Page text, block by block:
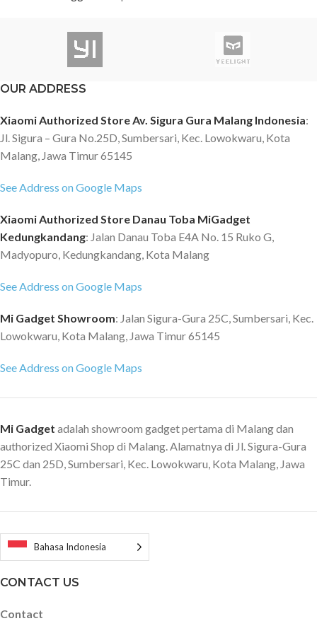
OUR ADDRESS
Xiaomi Authorized Store Av. Sigura Gura Malang Indonesia:
Jl. Sigura – Gura No.25D, Sumbersari, Kec. Lowokwaru, Kota
Malang, Jawa Timur 65145
See Address on Google Maps
Xiaomi Authorized Store Danau Toba MiGadget
Kedungkandang: Jalan Danau Toba E4A No. 15 Ruko G,
Madyopuro, Kedungkandang, Kota Malang
See Address on Google Maps
Mi Gadget Showroom: Jalan Sigura-Gura 25C, Sumbersari, Kec.
Lowokwaru, Kota Malang, Jawa Timur 65145
See Address on Google Maps
Mi Gadget adalah showroom gadget pertama di Malang dan
authorized Xiaomi Shop di Malang. Alamatnya di Jl. Sigura-Gura
25C dan 25D, Sumbersari, Kec. Lowokwaru, Kota Malang, Jawa
Timur.
Bahasa Indonesia
CONTACT US
Contact